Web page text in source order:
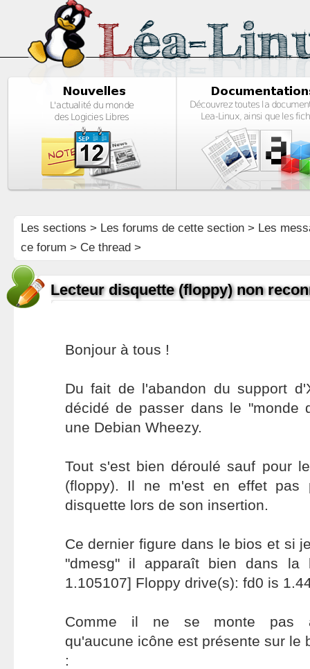
Les sections > Les forums de cette section> Les
ce forum > Ce thread >
Lecteur disquette (floppy) non
Bonjour à tous !
Du fait de l'abandon du support
décidé de passer dans le "monde
une Debian Wheezy.
Tout s'est bien déroulé sauf pour
(floppy). Il ne m'est en effet pas
disquette lors de son insertion.
Ce dernier figure dans le bios et si
"dmesg" il apparaît bien dans la
1.105107] Floppy drive(s): fd0 is
Comme il ne se monte pas
qu'aucune icône est présente sur le
: